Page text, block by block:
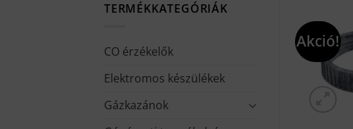
TERMÉKKATEGÓRIÁK
CO érzékelők
Elektromos készülékek
Gázkazánok
Akció!